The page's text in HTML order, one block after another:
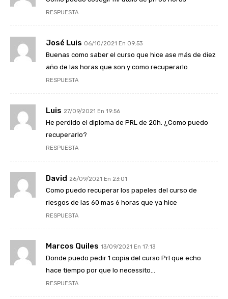
RESPUESTA
José Luis 06/10/2021 En 09:53
Buenas como saber el curso que hice ase más de diez
año de las horas que son y como recuperarlo
RESPUESTA
Luis 27/09/2021 En 19:56
He perdido el diploma de PRL de 20h. ¿Como puedo
recuperarlo?
RESPUESTA
David 26/09/2021 En 23:01
Como puedo recuperar los papeles del curso de
riesgos de las 60 mas 6 horas que ya hice
RESPUESTA
Marcos Quiles 13/09/2021 En 17:13
Donde puedo pedir 1 copia del curso Prl que echo
hace tiempo por que lo necessito…
RESPUESTA